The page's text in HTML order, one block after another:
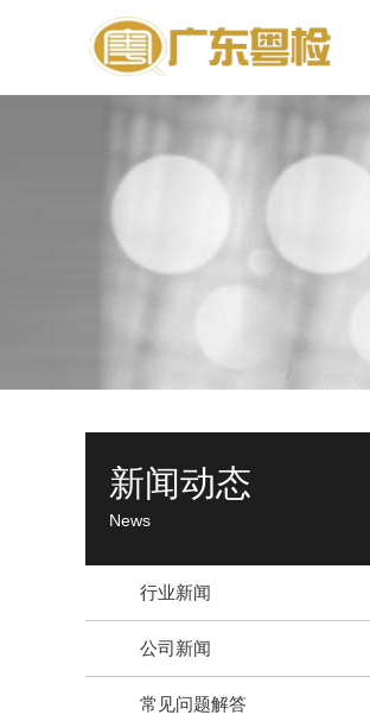
新闻动态
News
行业新闻
公司新闻
常见问题解答